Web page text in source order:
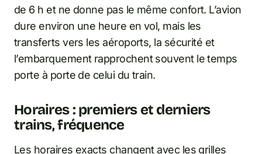
de 6 h et ne donne pas le même confort. L’avion
dure environ une heure en vol, mais les
transferts vers les aéroports, la sécurité et
l’embarquement rapprochent souvent le temps
porte à porte de celui du train.
Horaires : premiers et derniers
trains, fréquence
Les horaires exacts changent avec les grilles